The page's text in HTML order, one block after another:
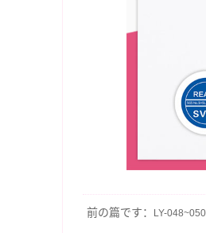
前の篇です： LY-048~050